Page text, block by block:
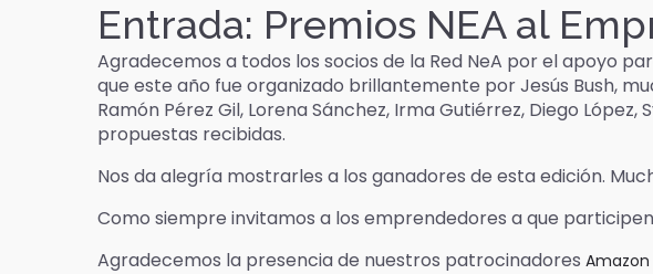
Entrada: Premios NEA al
Agradecemos a todos los socios de la Red NeA por el apoyo
que este año fue organizado brillantemente por Jesús Bush,
Ramón Pérez Gil, Lorena Sánchez, Irma Gutiérrez, Diego
propuestas recibidas.
Nos da alegría mostrarles a los ganadores de esta edición.
Como siempre invitamos a los emprendedores a que
Agradecemos la presencia de nuestros patrocinadores Amazon